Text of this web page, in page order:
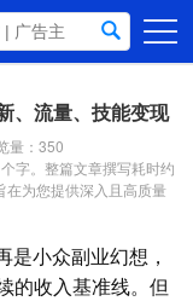
、流量、技能变现
量：350
字。整篇文章撰写耗时约
在为您提供深入且高质量
小众副业幻想，
的收入基准线。但